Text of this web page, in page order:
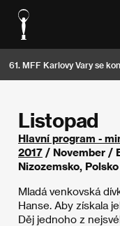
61. MFF Karlovy Vary se
Listopad
Hlavní program -
2017 / November /
Nizozemsko,
Mladá venkovská
Hanse. Aby získala
Děj jednoho z